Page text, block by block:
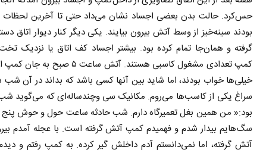
حس‌کرد. حالت بدن بعضی اجساد نشان می‌داد حتی تا آخرین لحظات
بودند سینه‌خیز از وسط آتش بیرون بیایند. یکی دیگر کنار دیوار اتاق
گرفته و همان‌جا تمام‌ کرده بود. بیشتر اجساد کف اتاق یا نزدیک
‌کمپ تعدادی مشغول‌ کاسبی هستند. آتش
خیلی‌ها خواب بودند، اما شاید بین آ‌نها کسی باشد که بداند در آن شب
سراغ یکی از کاسب‌ها می‌روم. مکانیک سی و‌چند‌ساله‌ای‌ که می‌گوید
بود:« من همین بغل تعمیرگاه دارم. شب حادثه ساعت حول و حوش
سگ‌هایم بیدار شدم و فهمیدم کمپ آتش ‌گرفته است. با عجله آمدم
آتش ‌گرفته، اما نمی‌دانستم آدم داخلش گیر کرده. به کمپ رفتم و
امت
عیسی‌نیا